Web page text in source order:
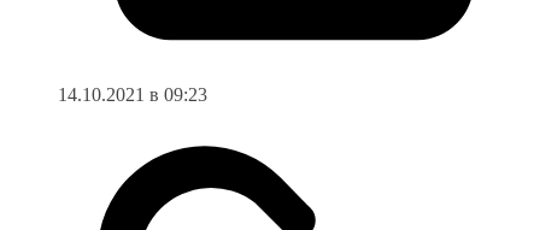
14.10.2021 в 09:23